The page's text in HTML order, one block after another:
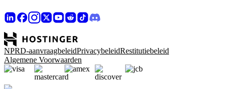
NPRD-aanvraagbeleidPrivacybeleidRestitutiebeleid
Algemene Voorwaarden